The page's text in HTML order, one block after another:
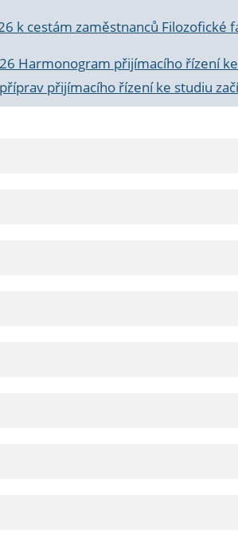
k cestám zaměstnanců Filozofické
Harmonogram přijímacího řízení
přijímacího řízení ke studiu